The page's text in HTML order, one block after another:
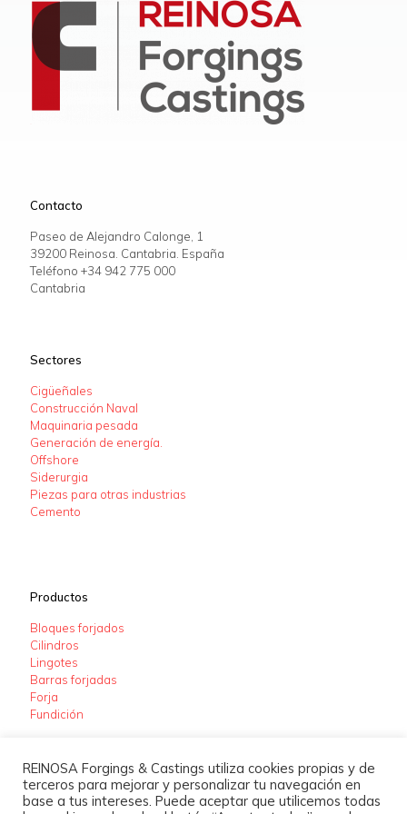
Contacto
Paseo de Alejandro Calonge, 1
39200 Reinosa. Cantabria. España
Teléfono +34 942 775 000
Cantabria
Sectores
Cigüeñales
Construcción Naval
Maquinaria pesada
Generación de energía.
Offshore
Siderurgia
Piezas para otras industrias
Cemento
Productos
Bloques forjados
Cilindros
Lingotes
Barras forjadas
Forja
Fundición
REINOSA Forgings & Castings utiliza cookies propias y de
terceros para mejorar y personalizar tu navegación en
base a tus intereses. Puede aceptar que utilicemos todas